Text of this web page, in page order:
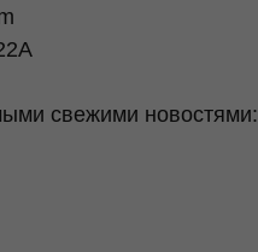
свежими новостями: